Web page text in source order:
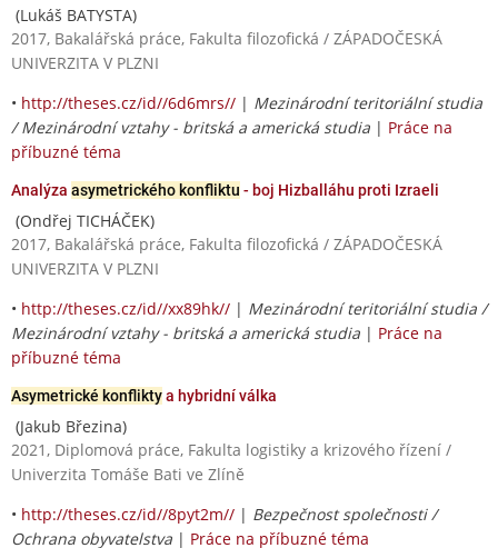
(Lukáš BATYSTA)
2017, Bakalářská práce, Fakulta filozofická / ZÁPADOČESKÁ
UNIVERZITA V PLZNI
• http://theses.cz/id//6d6mrs// | Mezinárodní teritoriální studia
/ Mezinárodní vztahy - britská a americká studia | Práce na
příbuzné téma
Analýza asymetrického konfliktu - boj Hizballáhu proti Izraeli
(Ondřej TICHÁČEK)
2017, Bakalářská práce, Fakulta filozofická / ZÁPADOČESKÁ
UNIVERZITA V PLZNI
• http://theses.cz/id//xx89hk// | Mezinárodní teritoriální studia /
Mezinárodní vztahy - britská a americká studia | Práce na
příbuzné téma
Asymetrické konfliktya hybridní válka
(Jakub Březina)
2021, Diplomová práce, Fakulta logistiky a krizového řízení /
Univerzita Tomáše Bati ve Zlíně
• http://theses.cz/id//8pyt2m// | Bezpečnost společnosti /
Ochrana obyvatelstva | Práce na příbuzné téma